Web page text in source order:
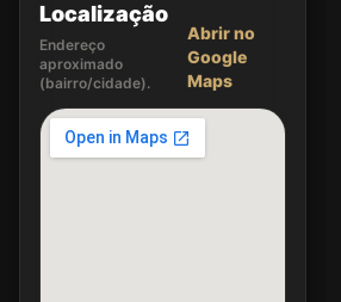
Localização
Endereço
aproximado
(bairro/cidade).
Abrir no
Google
Maps